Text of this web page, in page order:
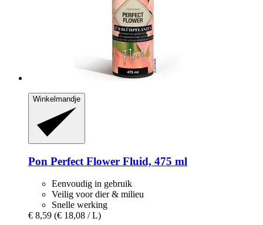
Winkelmandje
Pon Perfect Flower Fluid, 475 ml
Eenvoudig in gebruik
Veilig voor dier & milieu
Snelle werking
€ 8,59 (€ 18,08 / L)